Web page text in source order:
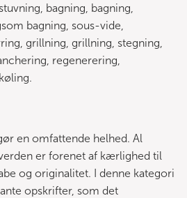
bagning, bagning,
bagning, sous-vide,
grillning, grillning, stegning,
regenerering,
en omfattende helhed. Al
er forenet af kærlighed til
og originalitet. I denne kategori
opskrifter, som det